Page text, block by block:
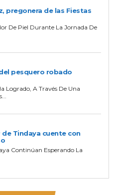
pregonera de las Fiestas
De Piel Durante La Jornada De
pesquero robado
Logrado, A Través De Una
de Tindaya cuente con
Continúan Esperando La